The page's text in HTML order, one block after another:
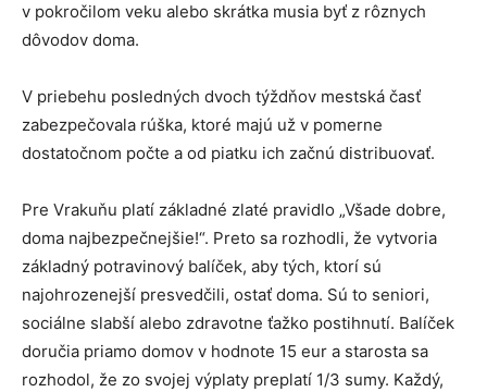
v pokročilom veku alebo skrátka musia byť z rôznych
dôvodov doma.
V priebehu posledných dvoch týždňov mestská časť
zabezpečovala rúška, ktoré majú už v pomerne
dostatočnom počte a od piatku ich začnú distribuovať.
Pre Vrakuňu platí základné zlaté pravidlo „Všade dobre,
doma najbezpečnejšie!“. Preto sa rozhodli, že vytvoria
základný potravinový balíček, aby tých, ktorí sú
najohrozenejší presvedčili, ostať doma. Sú to seniori,
sociálne slabší alebo zdravotne ťažko postihnutí. Balíček
doručia priamo domov v hodnote 15 eur a starosta sa
rozhodol, že zo svojej výplaty preplatí 1/3 sumy. Každý,